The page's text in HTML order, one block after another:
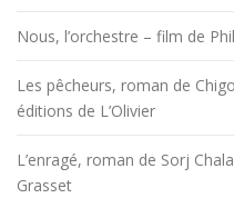
Nous, l’orchestre – film de
Les pêcheurs, roman de
éditions de L’Olivier
L’enragé, roman de Sorj
Grasset